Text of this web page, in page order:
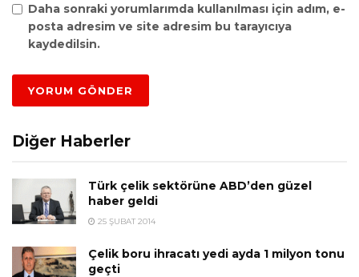
Daha sonraki yorumlarımda kullanılması için adım, e-
posta adresim ve site adresim bu tarayıcıya
kaydedilsin.
Diğer Haberler
Türk çelik sektörüne ABD’den güzel
haber geldi
25 ŞUBAT 2014
Çelik boru ihracatı yedi ayda 1 milyon tonu
geçti